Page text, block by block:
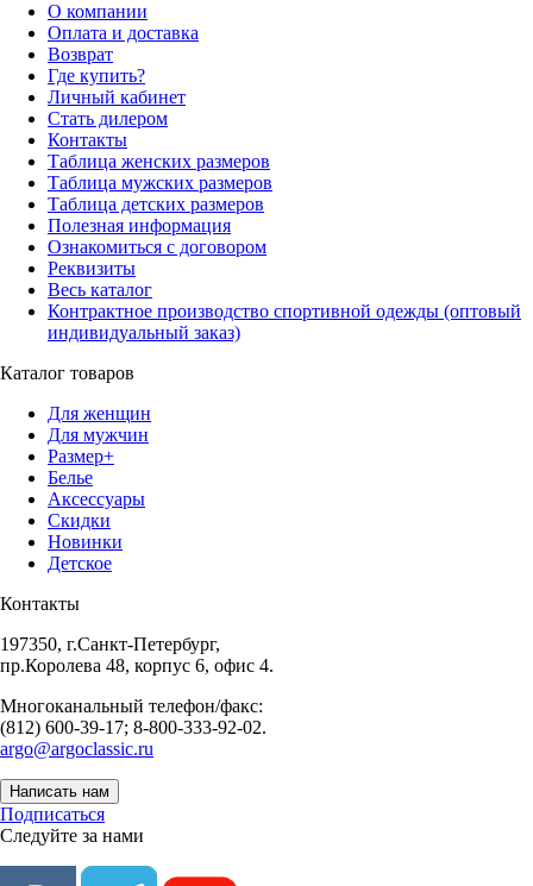
О компании
Оплата и доставка
Возврат
Где купить?
Личный кабинет
Стать дилером
Контакты
Таблица женских размеров
Таблица мужских размеров
Таблица детских размеров
Полезная информация
Ознакомиться с договором
Реквизиты
Весь каталог
Контрактное производство спортивной одежды (оптовый
индивидуальный заказ)
Каталог товаров
Для женщин
Для мужчин
Размер+
Белье
Аксессуары
Скидки
Новинки
Детское
Контакты
197350, г.Санкт-Петербург,
пр.Королева 48, корпус 6, офис 4.
Многоканальный телефон/факс:
(812) 600-39-17; 8-800-333-92-02.
argo@argoclassic.ru
Написать нам
Подписаться
Следуйте за нами